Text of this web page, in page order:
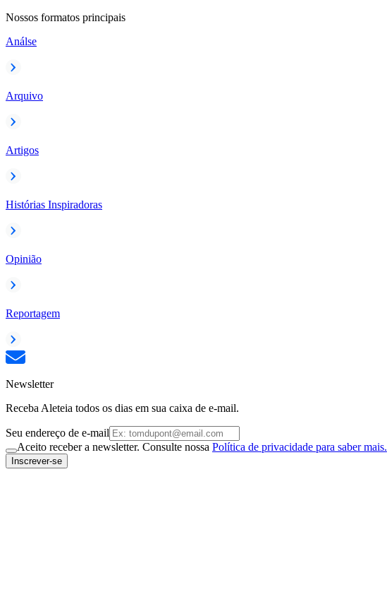
Nossos formatos principais
Análse
Arquivo
Artigos
Histórias Inspiradoras
Opinião
Reportagem
Newsletter
Receba Aleteia todos os dias em sua caixa de e-mail.
Seu endereço de e-mail
Aceito receber a newsletter. Consulte nossa Política de privacidade para saber mais.
Inscrever-se